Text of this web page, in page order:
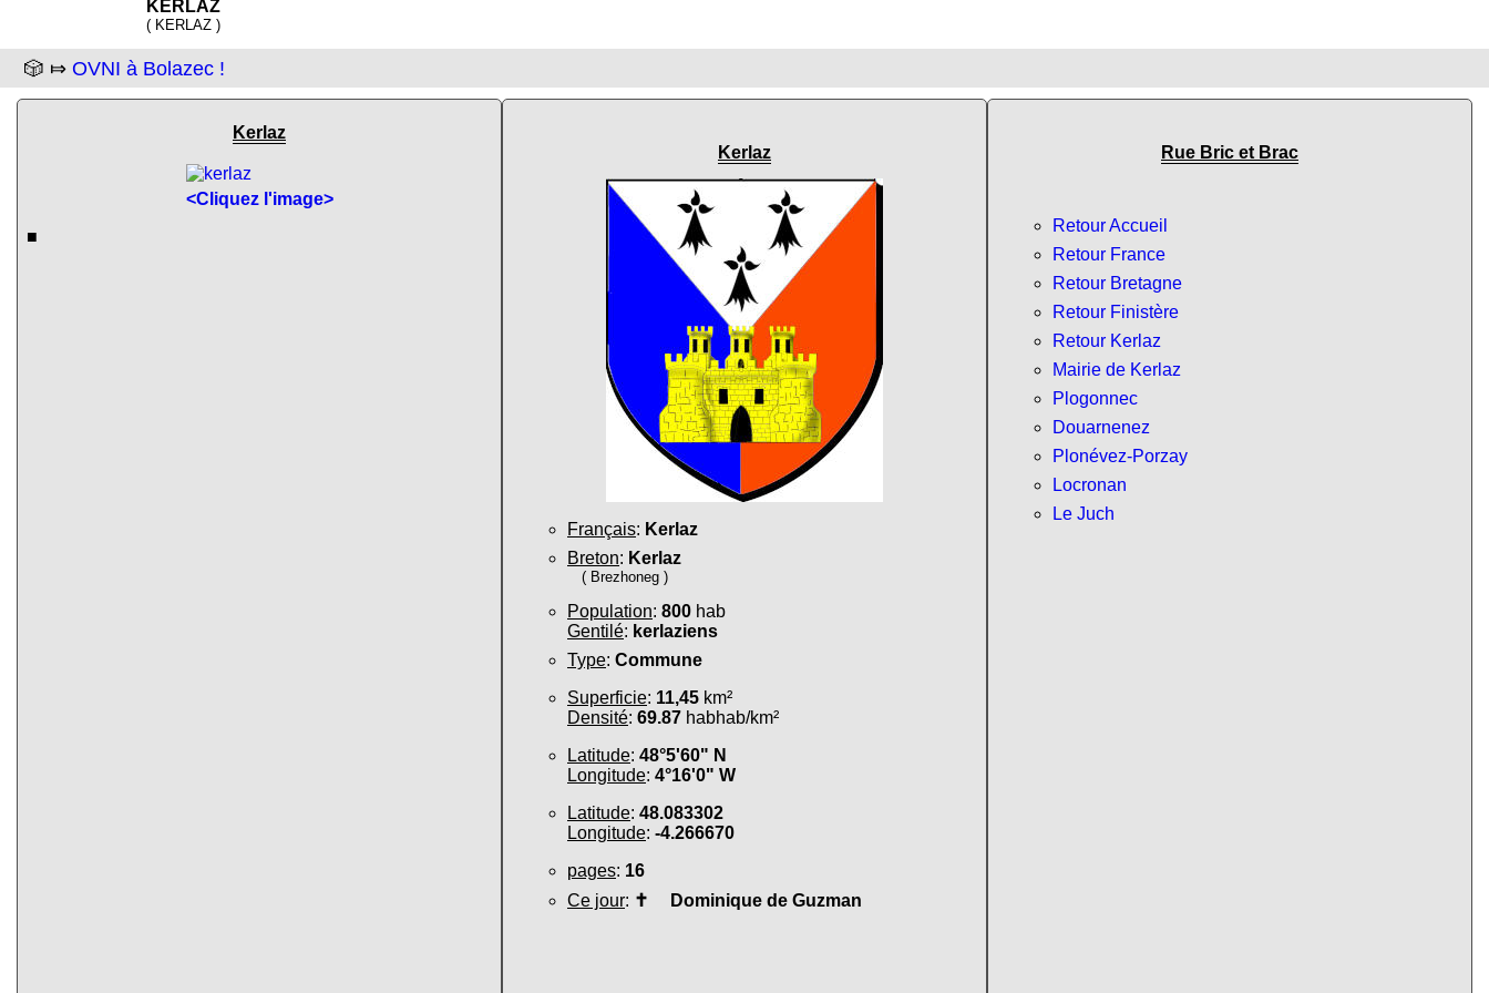
KERLAZ
( KERLAZ )
🎲 ⤇ OVNI à Bolazec !
Kerlaz
<Cliquez l'image>
■
Kerlaz
Français: Kerlaz
Breton: Kerlaz
( Brezhoneg )
Population: 800 hab
Gentilé: kerlaziens
Type: Commune
Superficie: 11,45 km²
Densité: 69.87 habhab/km²
Latitude: 48°5'60" N
Longitude: 4°16'0" W
Latitude: 48.083302
Longitude: -4.266670
pages: 16
Ce jour: ✝ Dominique de Guzman
Rue Bric et Brac
Retour Accueil
Retour France
Retour Bretagne
Retour Finistère
Retour Kerlaz
Mairie de Kerlaz
Plogonnec
Douarnenez
Plonévez-Porzay
Locronan
Le Juch